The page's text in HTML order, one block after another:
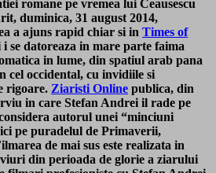
romane pe vremea lui Ceausescu
duminica, 31 august 2014,
a ajuns rapid chiar si in Times of
se datoreaza in mare parte faima
in lume, din spatiul arab pana
cel occidental, cu invidiile si
rigoare. Ziaristi Online publica, din
in care Stefan Andrei il rade pe
autorul unei “minciuni
pe puradelul de Primaverii,
de mai sus este realizata in
din perioada de glorie a ziarului